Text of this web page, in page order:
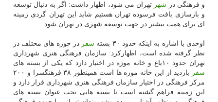
و فرهنگی در شهر تهران می شود، اظهار داشت: اگر به دنبال توسعه
و بازسازی بافت فرسوده تهران هستیم شاید این تهران گردی زمینه
ای برای همت بیشتر در جهت توسعه شهری در تهران شود.
اوحدی با اشاره به اینكه حدود ۳۰ بسته سفر در حوزه های مختلف در
نظر گرفته شده است، اظهاركرد: سازمان فرهنگی هنری شهرداری
تهران حدود ۱۰باغ و خانه موزه در اختیار دارد كه یكی از بسته های
سفر
بازدید از این خانه موزه ها است همینطور ۳۸ فرهنگسرا و ۲۰۰
مركز فرهنگی در اختیار سازمان فرهنگی هنری شهرداری قرار دارد و
این زمینه فراهم گشته است تا بسته هایی تحت عنوان بسته های